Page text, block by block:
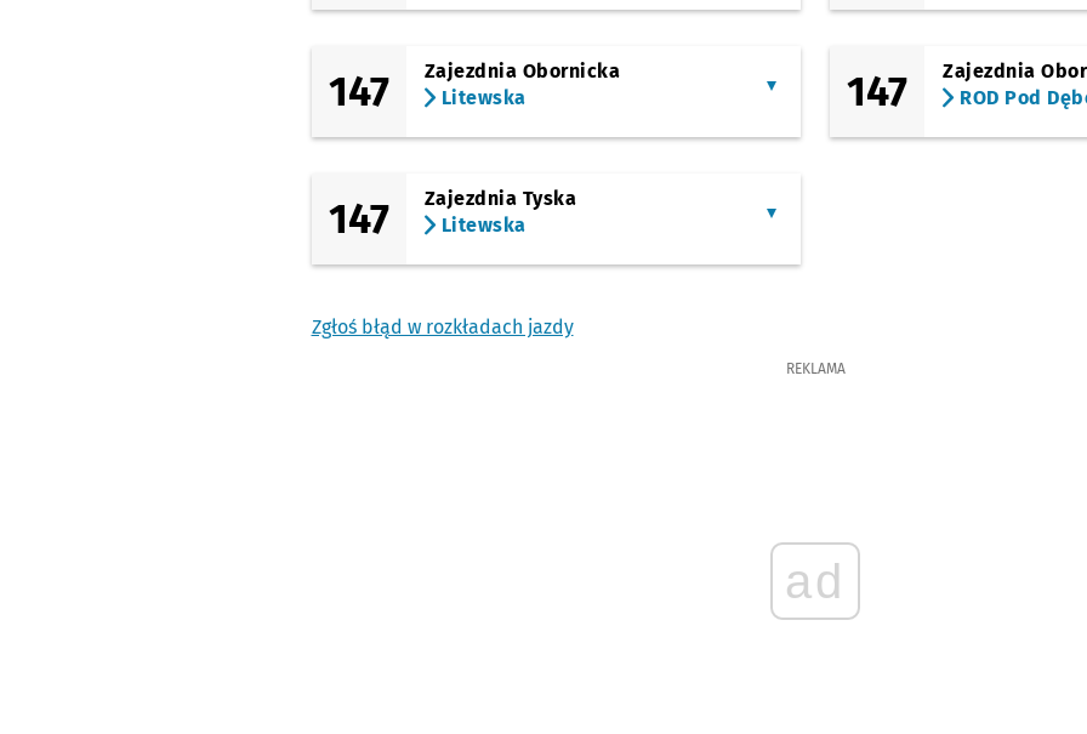
147
Zajezdnia Obornicka
Litewska
147
Zajezdnia
ROD Pod
147
Zajezdnia Tyska
Litewska
Zgłoś błąd w rozkładach jazdy
REKLAMA
ad